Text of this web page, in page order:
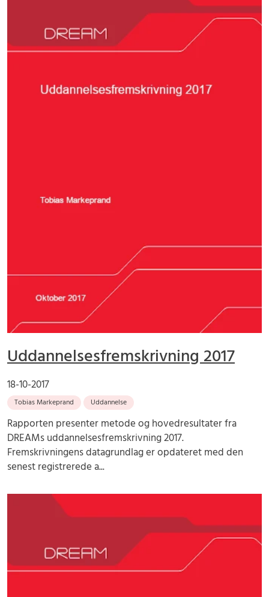
Uddannelsesfremskrivning 2017
18-10-2017
Tobias Markeprand Uddannelse
Rapporten presenter metode og hovedresultater fra
DREAMs uddannelsesfremskrivning 2017.
Fremskrivningens datagrundlag er opdateret med den
senest registrerede a...